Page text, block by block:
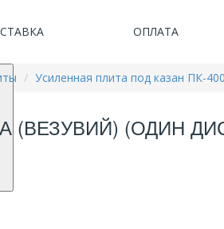
ОПЛАТА
Усиленная плита под казан ПК-
(ВЕЗУВИЙ) (ОДИН